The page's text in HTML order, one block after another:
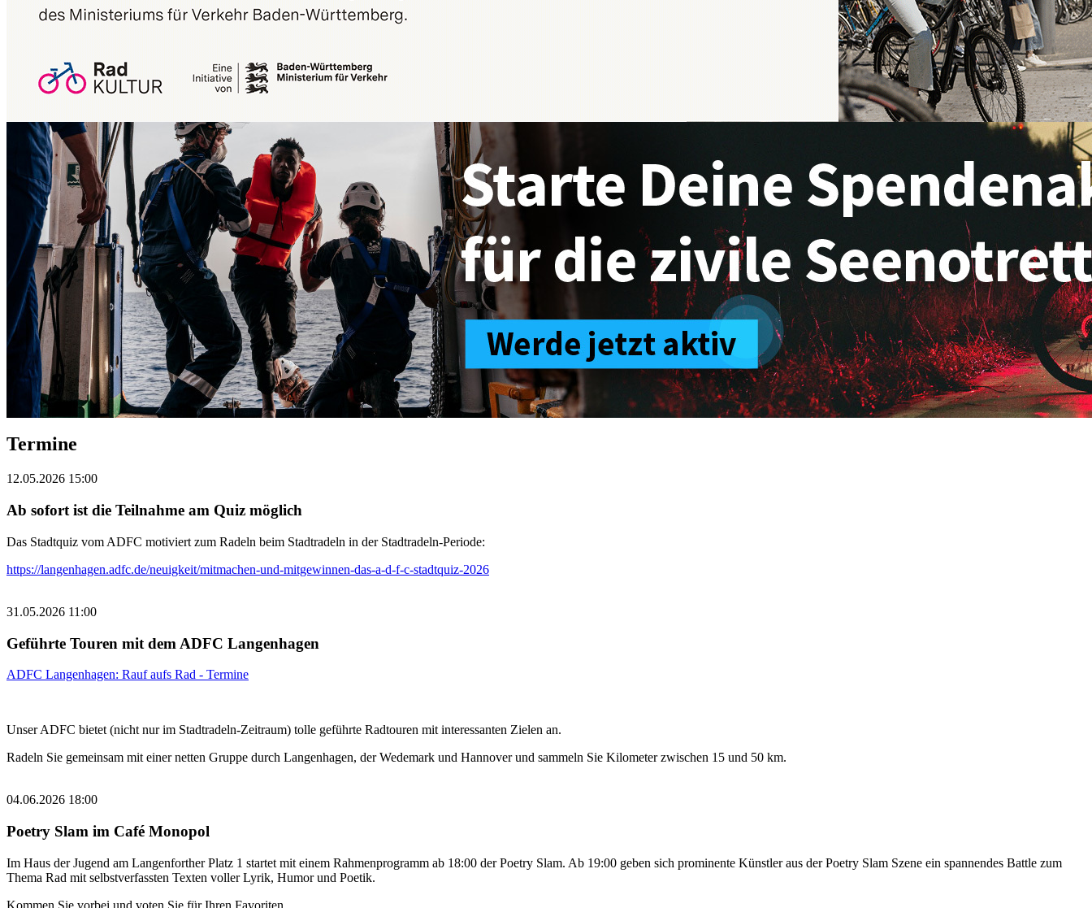
Termine
12.05.2026 15:00
Ab sofort ist die Teilnahme am Quiz möglich
Das Stadtquiz vom ADFC motiviert zum Radeln beim Stadtradeln in der Stadtradeln-Periode:
https://langenhagen.adfc.de/neuigkeit/mitmachen-und-mitgewinnen-das-a-d-f-c-stadtquiz-2026
31.05.2026 11:00
Geführte Touren mit dem ADFC Langenhagen
ADFC Langenhagen: Rauf aufs Rad - Termine
Unser ADFC bietet (nicht nur im Stadtradeln-Zeitraum) tolle geführte Radtouren mit interessanten Zielen an.
Radeln Sie gemeinsam mit einer netten Gruppe durch Langenhagen, der Wedemark und Hannover und sammeln Sie Kilometer zwischen 15 und 50 km.
04.06.2026 18:00
Poetry Slam im Café Monopol
Im Haus der Jugend am Langenforther Platz 1 startet mit einem Rahmenprogramm ab 18:00 der Poetry Slam. Ab 19:00 geben sich prominente Künstler aus der Poetry Slam Szene ein spannendes Battle zum
Thema Rad mit selbstverfassten Texten voller Lyrik, Humor und Poetik.
Kommen Sie vorbei und voten Sie für Ihren Favoriten.